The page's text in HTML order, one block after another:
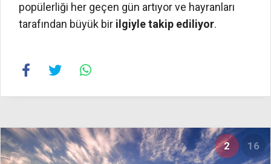
popülerliği her geçen gün artıyor ve hayranları
tarafından büyük bir ilgiyle takip ediliyor.
2 16